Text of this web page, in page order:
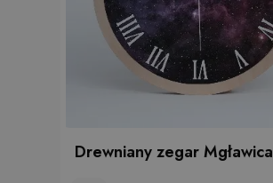
Drewniany zegar Mgławica